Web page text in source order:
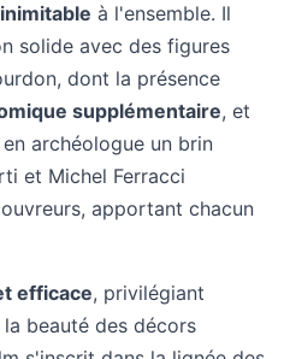
à l'ensemble. Il
solide avec des figures
dont la présence
supplémentaire, et
archéologue un brin
et Michel Ferracci
apportant chacun
efficace, privilégiant
beauté des décors